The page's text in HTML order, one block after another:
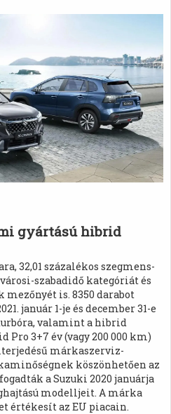
gyártású hibrid
32,01 százalékos szegmens-
szabadidő kategóriát és
is. 8350 darabot
január 1-je és december 31-e
valamint a hibrid
3+7 év (vagy 200 000 km)
márkaszerviz-
köszönhetően az
a Suzuki 2020 januárja
modelljeit. A márka
értékesít az EU piacain.